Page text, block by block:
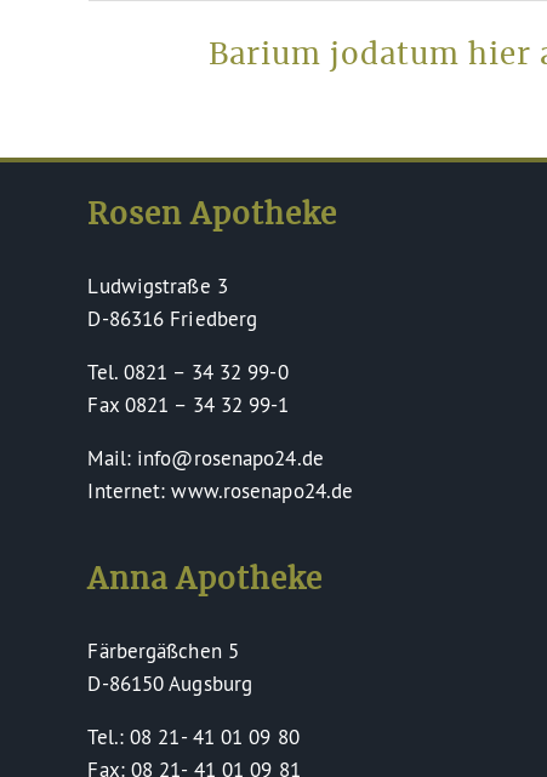
Barium jodatum hier
Rosen Apotheke
Ludwigstraße 3
D-86316 Friedberg
Tel. 0821 – 34 32 99-0
Fax 0821 – 34 32 99-1
Mail: info@rosenapo24.de
Internet: www.rosenapo24.de
Anna Apotheke
Färbergäßchen 5
D-86150 Augsburg
Tel.: 08 21- 41 01 09 80
Fax: 08 21- 41 01 09 81